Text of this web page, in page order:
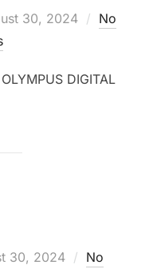
30, 2024
No
DIGITAL
30, 2024
No